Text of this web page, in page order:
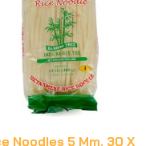
Noodles 5 Mm. 30 X